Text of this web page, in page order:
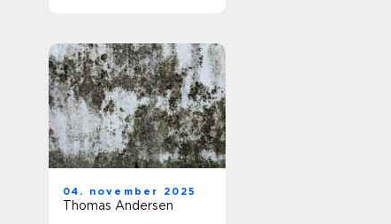
04. november 2025
Thomas Andersen